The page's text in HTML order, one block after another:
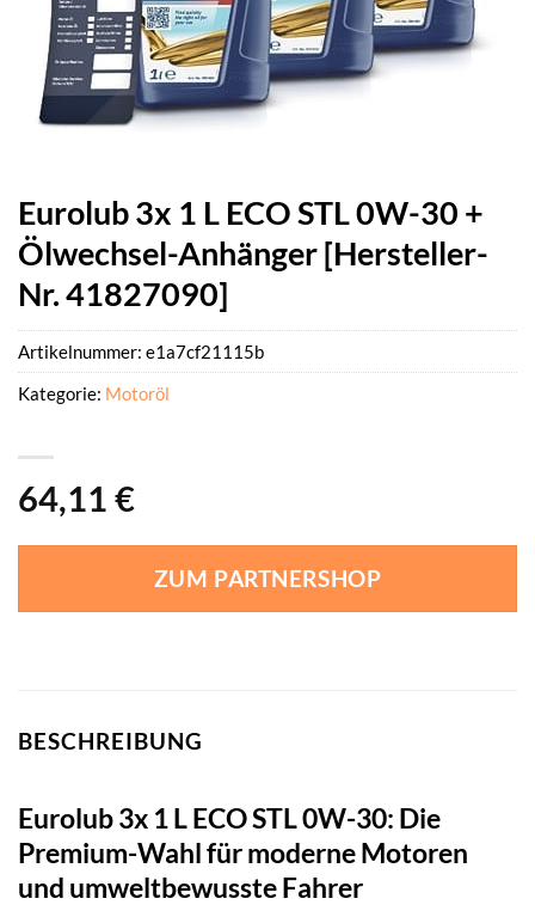
Eurolub 3x 1 L ECO STL 0W-30 +
Ölwechsel-Anhänger [Hersteller-
Nr. 41827090]
64,11 €
ZUM PARTNERSHOP
Artikelnummer: e1a7cf21115b
Kategorie: Motoröl
BESCHREIBUNG
Eurolub 3x 1 L ECO STL 0W-30: Die
Premium-Wahl für moderne Motoren
und umweltbewusste Fahrer